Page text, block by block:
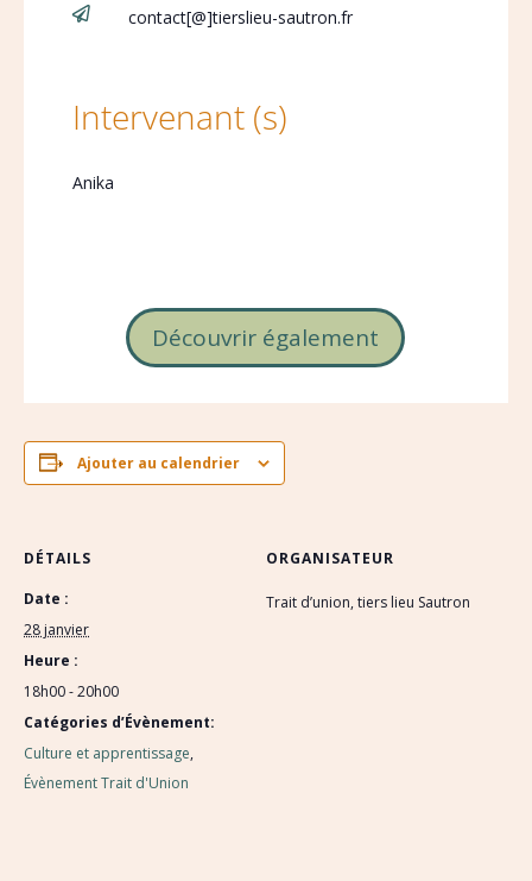
 contact[@]tierslieu-sautron.fr
Intervenant (s)
Anika
Découvrir également
Ajouter au calendrier
DÉTAILS
Date :
28 janvier
Heure :
18h00 - 20h00
Catégories d’Évènement:
Culture et apprentissage,
Évènement Trait d'Union
ORGANISATEUR
Trait d’union, tiers lieu Sautron